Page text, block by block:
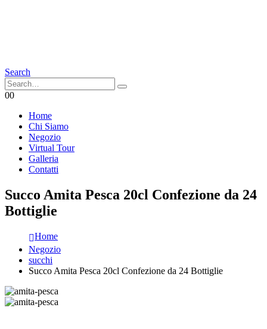
Search
00
Home
Chi Siamo
Negozio
Virtual Tour
Galleria
Contatti
Succo Amita Pesca 20cl Confezione da 24
Bottiglie
Home
Negozio
succhi
Succo Amita Pesca 20cl Confezione da 24 Bottiglie